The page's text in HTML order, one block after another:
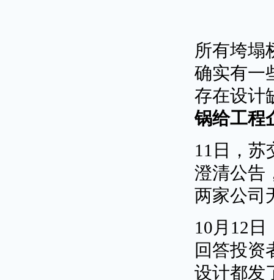
所有垮塌
确实有一
存在设计
锅给工程
11日，苏
澄清公告
两家公司
10月12
回答投资
设计都发